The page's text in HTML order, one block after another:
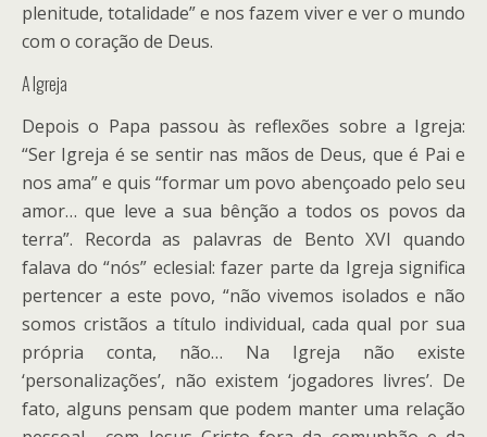
plenitude, totalidade” e nos fazem viver e ver o mundo
com o coração de Deus.
A Igreja
Depois o Papa passou às reflexões sobre a Igreja:
“Ser Igreja é se sentir nas mãos de Deus, que é Pai e
nos ama” e quis “formar um povo abençoado pelo seu
amor… que leve a sua bênção a todos os povos da
terra”. Recorda as palavras de Bento XVI quando
falava do “nós” eclesial: fazer parte da Igreja significa
pertencer a este povo, “não vivemos isolados e não
somos cristãos a título individual, cada qual por sua
própria conta, não… Na Igreja não existe
‘personalizações’, não existem ‘jogadores livres’. De
fato, alguns pensam que podem manter uma relação